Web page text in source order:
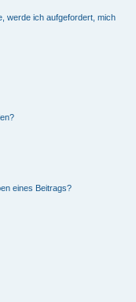
werde ich aufgefordert, mich
eines Beitrags?